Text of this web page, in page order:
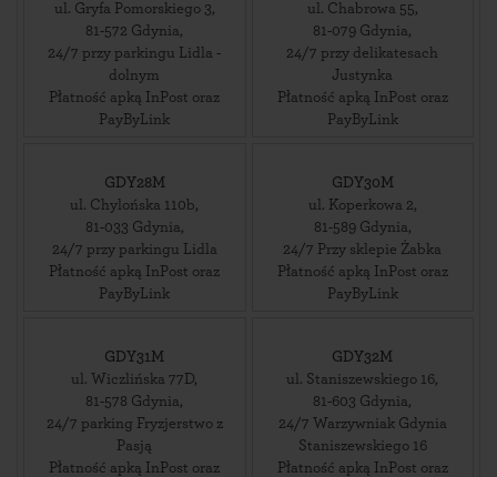
ul. Gryfa Pomorskiego 3,
81-572 Gdynia,
24/7 przy parkingu Lidla -
dolnym
Płatność apką InPost oraz
PayByLink
ul. Chabrowa 55,
81-079 Gdynia,
24/7 przy delikatesach
Justynka
Płatność apką InPost oraz
PayByLink
GDY28M
ul. Chylońska 110b,
81-033 Gdynia,
24/7 przy parkingu Lidla
Płatność apką InPost oraz
PayByLink
GDY30M
ul. Koperkowa 2,
81-589 Gdynia,
24/7 Przy sklepie Żabka
Płatność apką InPost oraz
PayByLink
GDY31M
ul. Wiczlińska 77D,
81-578 Gdynia,
24/7 parking Fryzjerstwo z
Pasją
Płatność apką InPost oraz
GDY32M
ul. Staniszewskiego 16,
81-603 Gdynia,
24/7 Warzywniak Gdynia
Staniszewskiego 16
Płatność apką InPost oraz